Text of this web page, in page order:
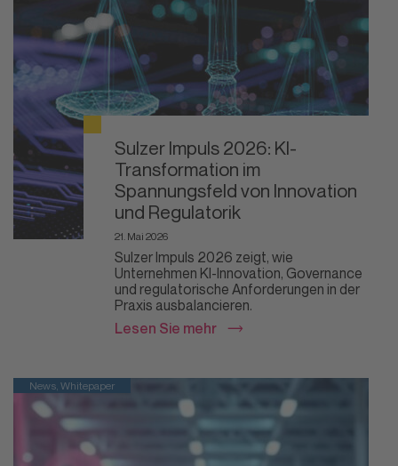
Sulzer Impuls 2026: KI-
Transformation im
Spannungsfeld von Innovation
und Regulatorik
21. Mai 2026
Sulzer Impuls 2026 zeigt, wie
Unternehmen KI-Innovation, Governance
und regulatorische Anforderungen in der
Praxis ausbalancieren.
Lesen Sie mehr
News, Whitepaper